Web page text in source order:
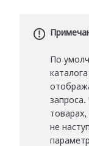
По
не
параметр